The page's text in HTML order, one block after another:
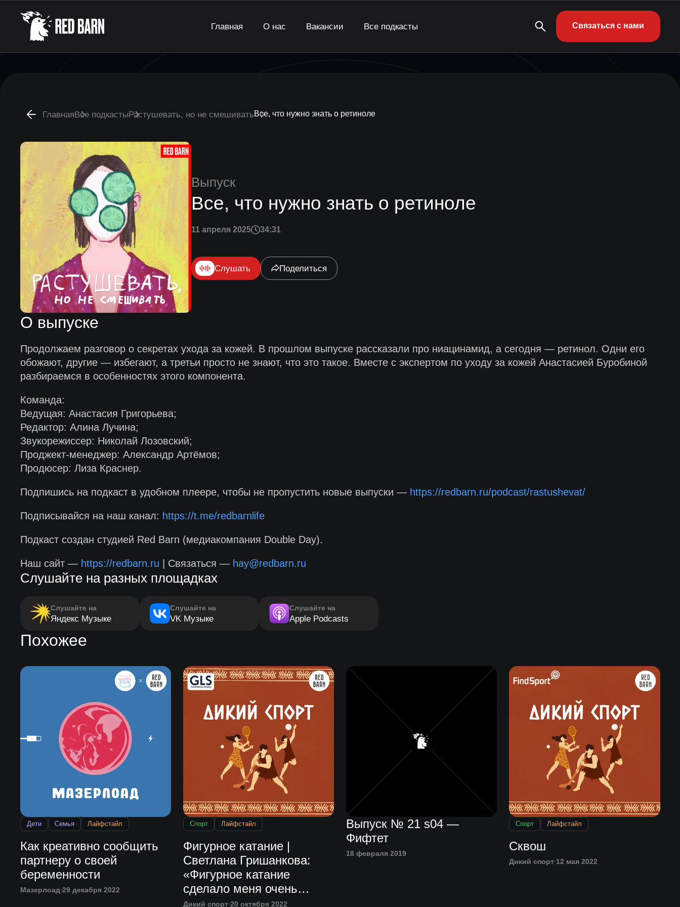
Главная О нас Вакансии Все подкасты Связаться с нами
ГлавнаяВсе подкастыРастушевать, но не смешиватьВсе, что нужно знать о ретиноле
Выпуск
Все, что нужно знать о ретиноле
11 апреля 2025 34:31
Слушать Поделиться
О выпуске
Продолжаем разговор о секретах ухода за кожей. В прошлом выпуске рассказали про ниацинамид, а сегодня — ретинол. Одни его
обожают, другие — избегают, а третьи просто не знают, что это такое. Вместе с экспертом по уходу за кожей Анастасией Буробиной
разбираемся в особенностях этого компонента.
Команда:
Ведущая: Анастасия Григорьева;
Редактор: Алина Лучина;
Звукорежиссер: Николай Лозовский;
Проджект-менеджер: Александр Артёмов;
Продюсер: Лиза Краснер.
Подпишись на подкаст в удобном плеере, чтобы не пропустить новые выпуски — https://redbarn.ru/podcast/rastushevat/
Подписывайся на наш канал: https://t.me/redbarnlife
Подкаст создан студией Red Barn (медиакомпания Double Day).
Наш сайт — https://redbarn.ru | Связаться — hay@redbarn.ru
Слушайте на разных площадках
Слушайте на
Яндекс Музыке
Слушайте на
VK Музыке
Слушайте на
Apple Podcasts
Похожее
Дети Семья Лайфстайл
Как креативно сообщить
партнеру о своей
беременности
Мазерлоад 29 декабря 2022
Спорт Лайфстайл
Фигурное катание |
Светлана Гришанкова:
«Фигурное катание
сделало меня очень
ответственным
Дикий спорт 20 октября 2022
Выпуск № 21 s04 —
Фифтет
18 февраля 2019
Спорт Лайфстайл
Сквош
Дикий спорт 12 мая 2022